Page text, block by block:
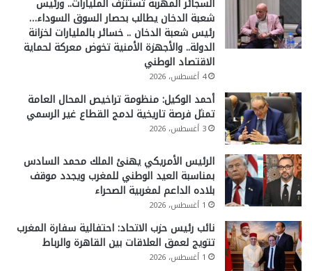
شعبة الدخان يطالب بحصار السوق السوداء…
رئيس شعبة الدخان .. خسائر بالمليارات لخزانة
الدولة.. والأجهزة الأمنية تخوض معركة لحماية
الاقتصاد الوطني
4 أغسطس، 2026
أحمد الوكيل: منظومة تراخيص المحال العامة
تمثل فرصة تاريخية لدمج القطاع غير الرسمي
3 أغسطس، 2026
الرئيس الأمريكي يهنئ الملك محمد السادس
بمناسبة العيد الوطني للمغرب ويجدد موقف
بلاده الداعم لمغربية الصحراء
1 أغسطس، 2026
نائب رئيس حزب الاتحاد: احتفالية سفارة المغرب
تتويج لعمق العلاقات بين القاهرة والرباط
1 أغسطس، 2026